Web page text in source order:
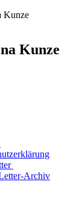
Kunze
Archiv